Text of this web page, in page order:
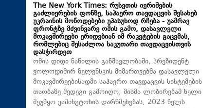
The New York Times: რუსეთის იერიშების
გაძლიერების ფონზე, საჰაერო თავდაცვის შესახებ
უკრაინის მოწოდებები უპასუხოდ რჩება - უამრავ
ფრონტზე მძვინვარე ომის გამო, დასავლელი
მოკავშირეები ერიდებიან იმ რაკეტების გაცემას,
რომლებიც შესაძლოა საკუთარი თავდაცვისთვის
დასჭირდეთ
ომის დიდი ნაწილის განმავლობაში, პრეზიდენტ
ვოლოდიმირ ზელენსკის მიმართვებმა დასავლელი
მოკავშირეებისადმი საჰაერო თავდაცვის სისტემების
თაობაზე შედეგი გამოიღო, მისმა ლობირებამ ხელი
შეუწყო ვაშინგტონის დარწმუნებას, 2023 წელს